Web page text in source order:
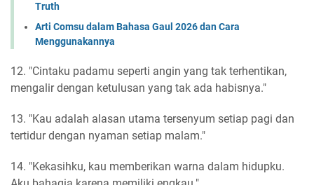
Truth
Arti Comsu dalam Bahasa Gaul 2026 dan Cara
Menggunakannya
12. "Cintaku padamu seperti angin yang tak terhentikan,
mengalir dengan ketulusan yang tak ada habisnya."
13. "Kau adalah alasan utama tersenyum setiap pagi dan
tertidur dengan nyaman setiap malam."
14. "Kekasihku, kau memberikan warna dalam hidupku.